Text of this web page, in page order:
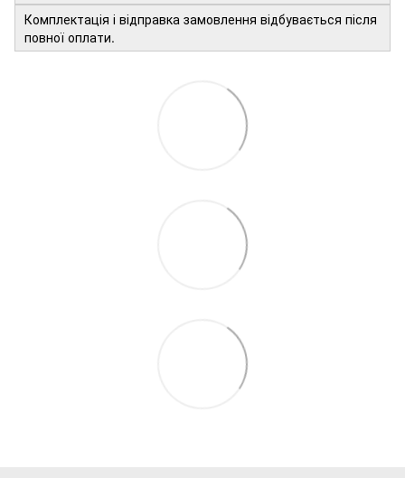
Комплектація і відправка замовлення відбувається після
повної оплати.